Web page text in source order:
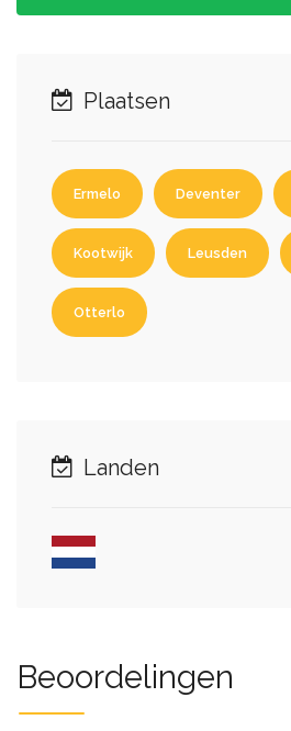
Plaatsen
Ermelo Deventer
Kootwijk Leusden
Otterlo
Landen
Beoordelingen